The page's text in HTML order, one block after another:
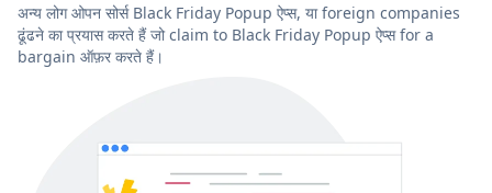
अन्य लोग ओपन सोर्स Black Friday Popup ऐप्स, या foreign companies
ढूंढने का प्रयास करते हैं जो claim to Black Friday Popup ऐप्स for a
bargain ऑफ़र करते हैं।